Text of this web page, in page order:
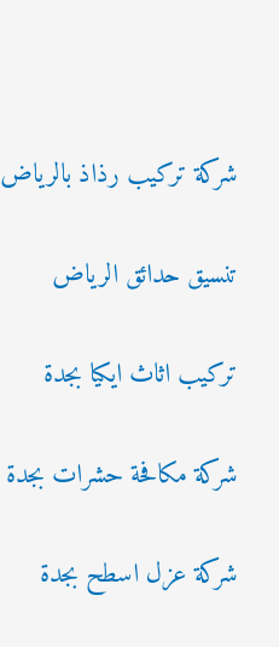
شركة تركيب رذاذ بالرياض
تنسيق حدائق الرياض
تركيب اثاث ايكيا بجدة
شركة مكافحة حشرات بجدة
شركة عزل اسطح بجدة